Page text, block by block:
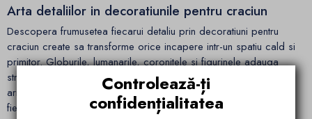
Arta detaliilor in decoratiunile pentru craciun
Descopera frumusetea fiecarui detaliu prin decoratiuni pentru
craciun create sa transforme orice incapere intr-un spatiu cald si
primitor. Globurile, lumanarile, coronitele si figurinele adauga
stralucire si eleganta, contribuind la un decor echilibrat si
armonios. Fie ca le amplasezi pe masa, in brad sau pe rafturi,
fiecare element aduce o nota personala.
Controlează-ți
confidențialitatea